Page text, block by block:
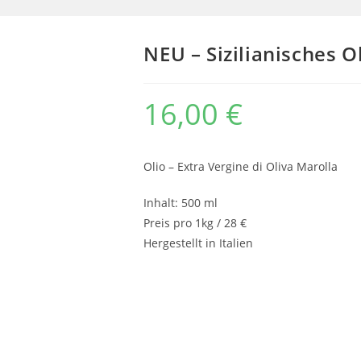
NEU – Sizilianisches
16,00 €
Olio – Extra Vergine di Oliva Marolla
Inhalt: 500 ml
Preis pro 1kg / 28 €
Hergestellt in Italien